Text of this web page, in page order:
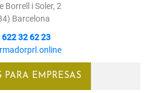
Borrell i Soler, 2
Barcelona
32 62 23
PARA EMPRESAS